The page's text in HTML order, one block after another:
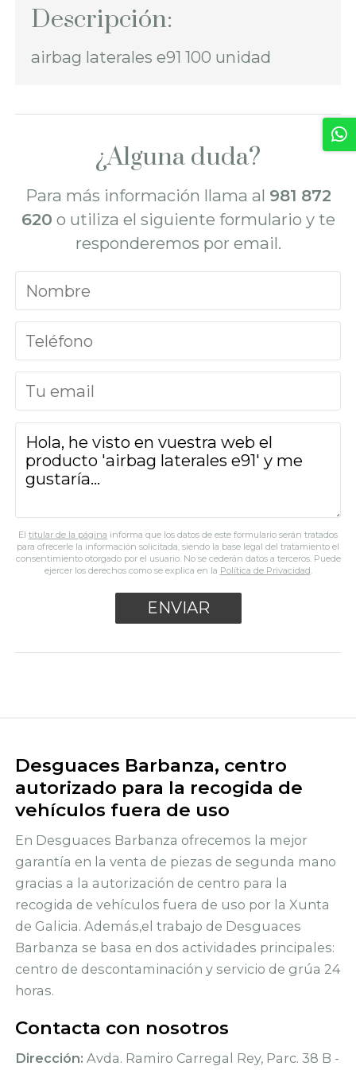
Descripción:
airbag laterales e91 100 unidad
¿Alguna duda?
Para más información llama al 981 872
620 o utiliza el siguiente formulario y te
responderemos por email.
El titular de la página informa que los datos de este formulario serán tratados
para ofrecerle la información solicitada, siendo la base legal del tratamiento el
consentimiento otorgado por el usuario. No se cederán datos a terceros. Puede
ejercer los derechos como se explica en la Política de Privacidad.
Desguaces Barbanza, centro
autorizado para la recogida de
vehículos fuera de uso
En Desguaces Barbanza ofrecemos la mejor
garantía en la venta de piezas de segunda mano
gracias a la autorización de centro para la
recogida de vehículos fuera de uso por la Xunta
de Galicia. Además,el trabajo de Desguaces
Barbanza se basa en dos actividades principales:
centro de descontaminación y servicio de grúa 24
horas.
Contacta con nosotros
Dirección: Avda. Ramiro Carregal Rey, Parc. 38 B -